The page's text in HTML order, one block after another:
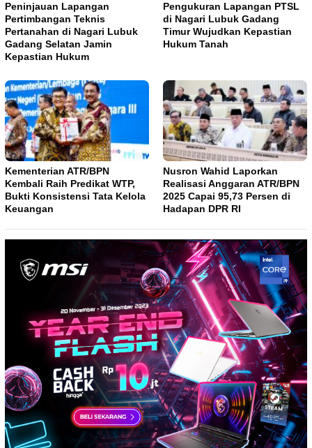
Peninjauan Lapangan
Pertimbangan Teknis
Pertanahan di Nagari Lubuk
Gadang Selatan Jamin
Kepastian Hukum
Pengukuran Lapangan PTSL
di Nagari Lubuk Gadang
Timur Wujudkan Kepastian
Hukum Tanah
Kementerian ATR/BPN
Kembali Raih Predikat WTP,
Bukti Konsistensi Tata Kelola
Keuangan
Nusron Wahid Laporkan
Realisasi Anggaran ATR/BPN
2025 Capai 95,73 Persen di
Hadapan DPR RI